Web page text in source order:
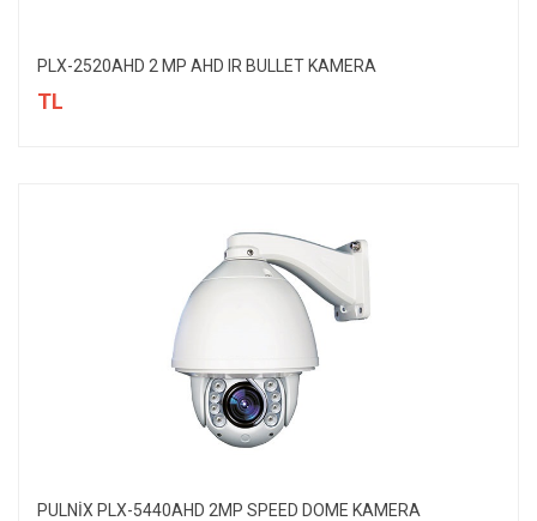
PLX-2520AHD 2 MP AHD IR BULLET KAMERA
TL
PULNİX PLX-5440AHD 2MP SPEED DOME KAMERA